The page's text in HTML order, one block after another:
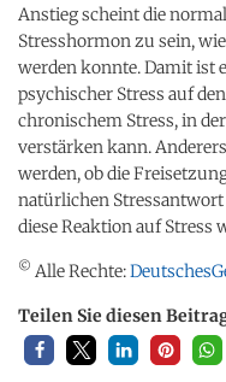
Anstieg scheint die
Stresshormon zu sein,
werden konnte. Damit ist
psychischer Stress auf
chronischem Stress, in
verstärken kann.
werden, ob die
natürlichen
diese Reaktion auf Stress
© Alle Rechte:
Teilen Sie diesen